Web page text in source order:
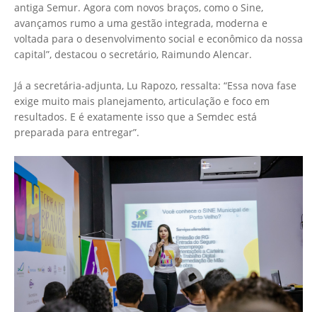
antiga Semur. Agora com novos braços, como o Sine,
avançamos rumo a uma gestão integrada, moderna e
voltada para o desenvolvimento social e econômico da nossa
capital”, destacou o secretário, Raimundo Alencar.
Já a secretária-adjunta, Lu Rapozo, ressalta: “Essa nova fase
exige muito mais planejamento, articulação e foco em
resultados. E é exatamente isso que a Semdec está
preparada para entregar”.